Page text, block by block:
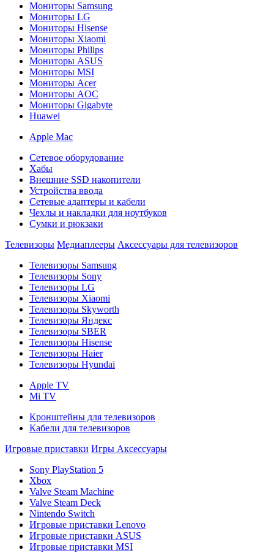
Мониторы Samsung
Мониторы LG
Мониторы Hisense
Мониторы Xiaomi
Мониторы Philips
Мониторы ASUS
Мониторы MSI
Мониторы Acer
Мониторы AOC
Мониторы Gigabyte
Huawei
Apple Mac
Сетевое оборудование
Хабы
Внешние SSD накопители
Устройства ввода
Сетевые адаптеры и кабели
Чехлы и накладки для ноутбуков
Сумки и рюкзаки
Телевизоры Медиаплееры Аксессуары для телевизоров
Телевизоры Samsung
Телевизоры Sony
Телевизоры LG
Телевизоры Xiaomi
Телевизоры Skyworth
Телевизоры Яндекс
Телевизоры SBER
Телевизоры Hisense
Телевизоры Haier
Телевизоры Hyundai
Apple TV
Mi TV
Кронштейны для телевизоров
Кабели для телевизоров
Игровые приставки Игры Аксессуары
Sony PlayStation 5
Xbox
Valve Steam Machine
Valve Steam Deck
Nintendo Switch
Игровые приставки Lenovo
Игровые приставки ASUS
Игровые приставки MSI